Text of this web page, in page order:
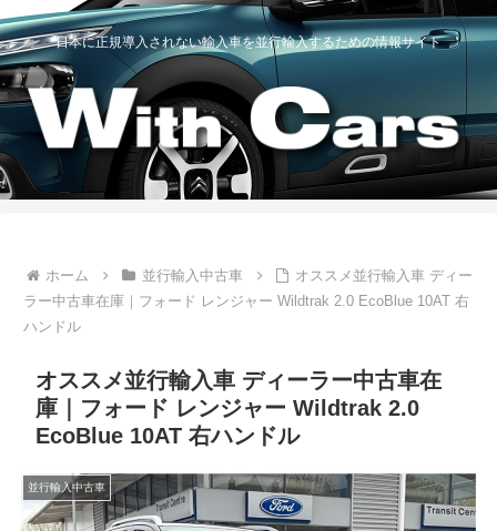
日本に正規導入されない輸入車を並行輸入するための情報サイト
ホーム 並行輸入中古車
オススメ並行輸入車 ディー
ラー中古車在庫｜フォード レンジャー Wildtrak 2.0 EcoBlue 10AT 右
ハンドル
オススメ並行輸入車 ディーラー中古車在
庫｜フォード レンジャー Wildtrak 2.0
EcoBlue 10AT 右ハンドル
並行輸入中古車